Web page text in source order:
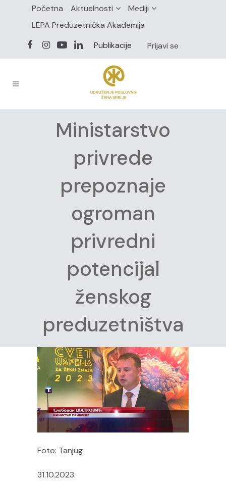
Početna Aktuelnosti
Mediji
LEPA Preduzetnička Akademija
Publikacije
Prijavi se
Ministarstvo
privrede
prepoznaje
ogroman
privredni
potencijal
ženskog
preduzetništva
Foto: Tanjug
31.10.2023.